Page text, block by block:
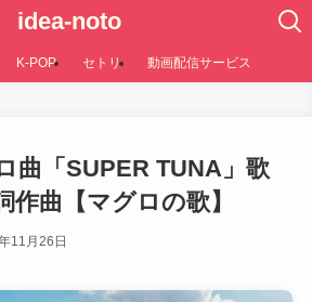
idea-noto
K-POP セトリ 動画配信サービス
曲「SUPER TUNA」歌
作曲【マグロの歌】
11月26日